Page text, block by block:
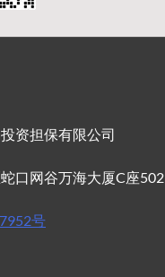
资担保有限公司
口网谷万海大厦C座502
号